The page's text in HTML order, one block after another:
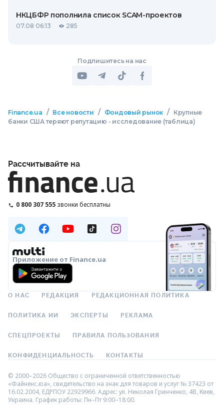
НКЦБФР пополнила список SCAM-проектов
07.08 06:13 285
Подпишитесь на нас
Finance.ua / Все новости / Фондовый рынок /
Крупные
банки США теряют репутацию - исследование (таблица)
Рассчитывайте на
0 800 307 555 звонки бесплатны
Приложение от Finance.ua
О НАС РЕДАКЦИЯ РЕДАКЦИОННАЯ ПОЛИТИКА
ПОЛИТИКА ИИ ЭКСПЕРТЫ РЕКЛАМА
СПЕЦПРОЕКТЫ ПРАВИЛА ПОЛЬЗОВАНИЯ
КОНФИДЕНЦИАЛЬНОСТЬ КОНТАКТЫ
© 2000–2026 Общество с ограниченной ответственностью
«Файненс.юа», свидетельство на знак для товаров и услуг № 37423 от
16.02.2004, ЕДРПОУ 22929966. Адрес: ул. Николая Гринченко, 4В, Киев,
Украина. График работы: Пн–Пт 9:00–18:00.